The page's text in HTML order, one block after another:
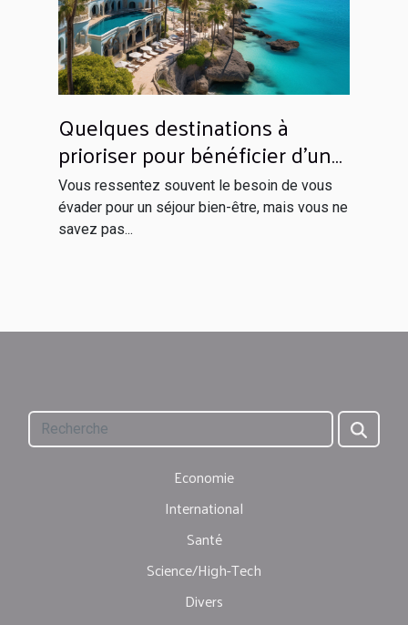
Quelques destinations à
prioriser pour bénéficier d’un
séjour inoubliable
Vous ressentez souvent le besoin de vous
évader pour un séjour bien-être, mais vous ne
savez pas...
Economie
International
Santé
Science/High-Tech
Divers